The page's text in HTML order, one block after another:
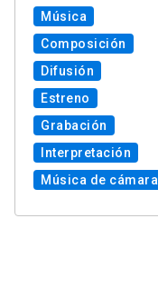
Música
Composición
Difusión
Estreno
Grabación
Interpretación
Música de cámara